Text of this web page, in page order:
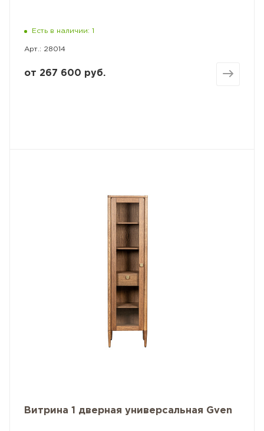
Есть в наличии: 1
Арт.: 28014
от 267 600 руб.
Витрина 1 дверная универсальная Gven